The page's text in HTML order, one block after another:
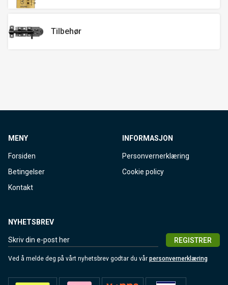
Tilbehør
MENY
Forsiden
Betingelser
Kontakt
INFORMASJON
Personvernerklæring
Cookie policy
NYHETSBREV
REGISTRER
Ved å melde deg på vårt nyhetsbrev godtar du vår personvernerklæring